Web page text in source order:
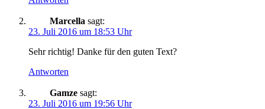
Marcella sagt:
23. Juli 2016 um 18:53 Uhr
Sehr richtig! Danke für den guten Text?
Antworten
Gamze sagt:
23. Juli 2016 um 19:56 Uhr